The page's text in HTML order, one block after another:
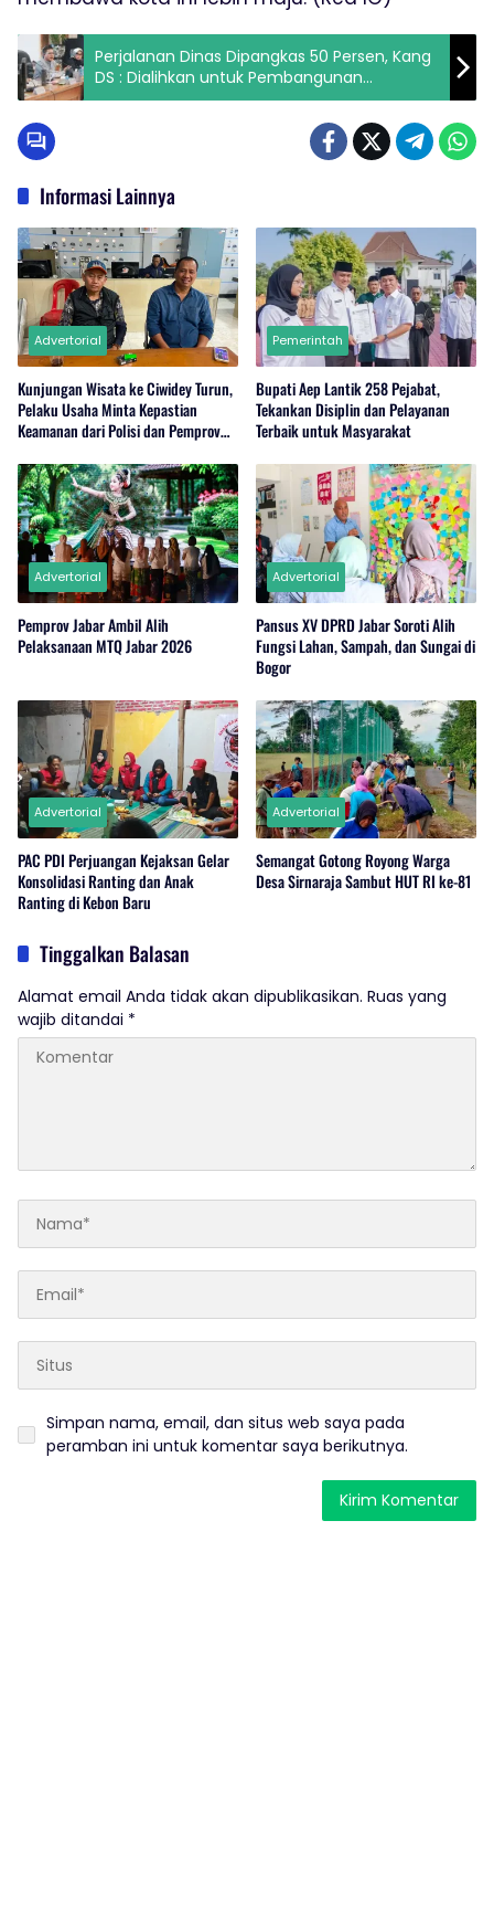
Perjalanan Dinas Dipangkas 50 Persen, Kang
DS : Dialihkan untuk Pembangunan
Infrastruktur dan Kesehatan
Informasi Lainnya
Advertorial
Kunjungan Wisata ke Ciwidey Turun,
Pelaku Usaha Minta Kepastian
Keamanan dari Polisi dan Pemprov
Pemerintah
Bupati Aep Lantik 258 Pejabat,
Tekankan Disiplin dan Pelayanan
Terbaik untuk Masyarakat
Advertorial
Pemprov Jabar Ambil Alih
Pelaksanaan MTQ Jabar 2026
Advertorial
Pansus XV DPRD Jabar Soroti Alih
Fungsi Lahan, Sampah, dan Sungai di
Bogor
Advertorial
PAC PDI Perjuangan Kejaksan Gelar
Konsolidasi Ranting dan Anak
Ranting di Kebon Baru
Advertorial
Semangat Gotong Royong Warga
Desa Sirnaraja Sambut HUT RI ke-81
Tinggalkan Balasan
Alamat email Anda tidak akan dipublikasikan. Ruas yang
wajib ditandai *
Simpan nama, email, dan situs web saya pada
peramban ini untuk komentar saya berikutnya.